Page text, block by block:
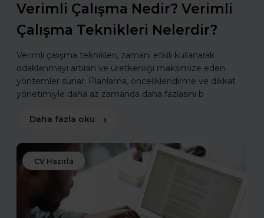
Verimli Çalışma Nedir? Verimli
Çalışma Teknikleri Nelerdir?
Verimli çalışma teknikleri, zamanı etkili kullanarak
odaklanmayı artıran ve üretkenliği maksimize eden
yöntemler sunar. Planlama, önceliklendirme ve dikkat
yönetimiyle daha az zamanda daha fazlasını b
Daha fazla oku
CV Hazırla